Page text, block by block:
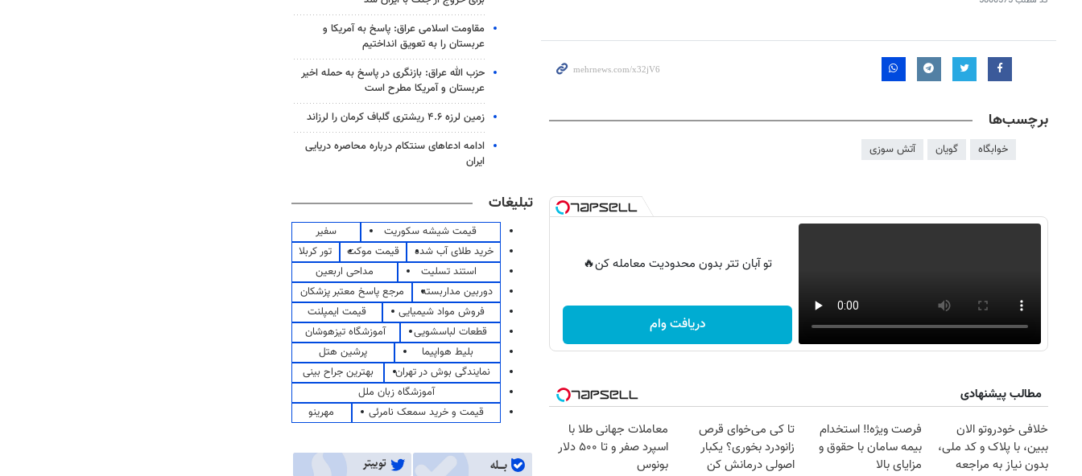
برچسب‌ها
خوابگاه گویان آتش سوزی
تو آبان تتر بدون محدودیت معامله کن🔥
دریافت وام
مطالب پیشنهادی
خلافی خودروتو الان
ببین، با پلاک و کد ملی،
بدون نیاز به مراجعه
فرصت ویژه‼️ استخدام
بیمه سامان با حقوق و
مزایای بالا
تا کی می‌خوای قرص
زانودرد بخوری؟ یکبار
اصولی درمانش کن
معاملات جهانی طلا با
اسپرد صفر و تا ۵۰۰ دلار
بونوس
مقاومت اسلامی عراق: پاسخ به آمریکا و
عربستان را به تعویق انداختیم
حزب الله عراق: بازنگری در پاسخ به حمله اخیر
عربستان و آمریکا مطرح است
زمین لرزه ۴.۶ ریشتری گلباف کرمان را لرزاند
ادامه ادعاهای سنتکام درباره محاصره دریایی
ایران
تبلیغات
قیمت شیشه سکوریت
سفیر
خرید طلای آب شده
قیمت موکت
تور کربلا
استند تسلیت
مداحی اربعین
دوربین مداربسته
مرجع پاسخ معتبر پزشکان
فروش مواد شیمیایی
قیمت ایمپلنت
قطعات لباسشویی
آموزشگاه تیزهوشان
بلیط هواپیما
پرشین هتل
نمایندگی بوش در تهران
بهترین جراح بینی
آموزشگاه زبان ملل
قیمت و خرید سمعک نامرئی
مهرینو